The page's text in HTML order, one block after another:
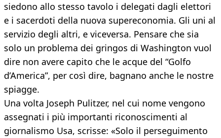
siedono allo stesso tavolo i delegati dagli elettori
e i sacerdoti della nuova supereconomia. Gli uni al
servizio degli altri, e viceversa. Pensare che sia
solo un problema dei gringos di Washington vuol
dire non avere capito che le acque del “Golfo
d’America”, per così dire, bagnano anche le nostre
spiagge.
Una volta Joseph Pulitzer, nel cui nome vengono
assegnati i più importanti riconoscimenti al
giornalismo Usa, scrisse: «Solo il perseguimento